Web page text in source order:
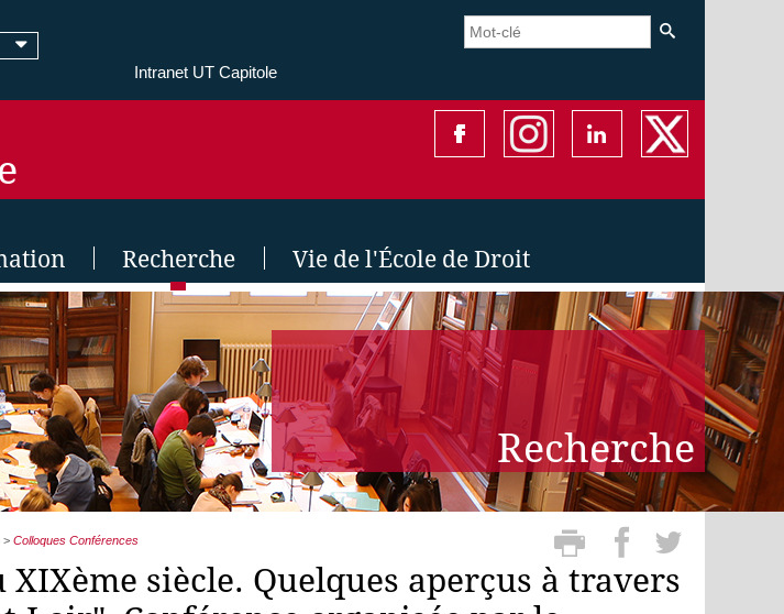
Recherche Vie de l'École de Droit
Recherche
> Colloques Conférences
siècle. Quelques aperçus à travers
Intranet UT Capitole